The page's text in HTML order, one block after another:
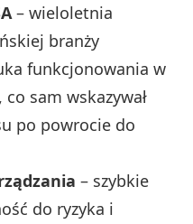
– wieloletnia
branży
funkcjonowania w
sam wskazywał
po powrocie do
– szybkie
do ryzyka i